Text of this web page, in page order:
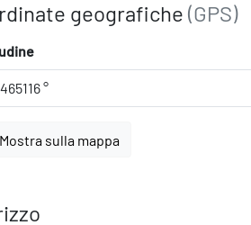
geografiche (GPS)
°
Mostra sulla mappa